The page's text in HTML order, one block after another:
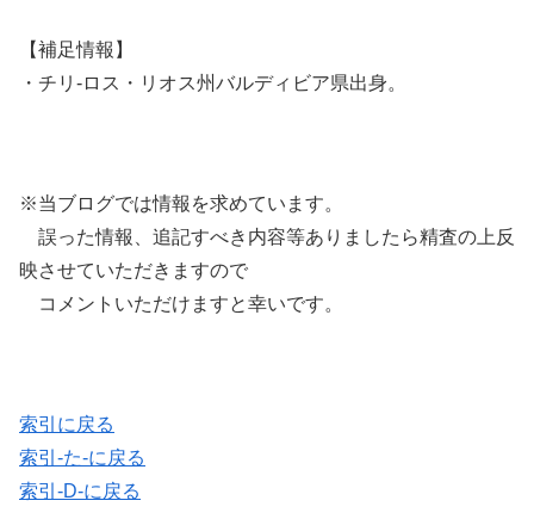
【補足情報】
・チリ-ロス・リオス州バルディビア県出身。
※当ブログでは情報を求めています。
誤った情報、追記すべき内容等ありましたら精査の上反
映させていただきますので
コメントいただけますと幸いです。
索引に戻る
索引-た-に戻る
索引-D-に戻る